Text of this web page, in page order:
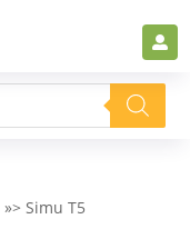

»> Simu T5